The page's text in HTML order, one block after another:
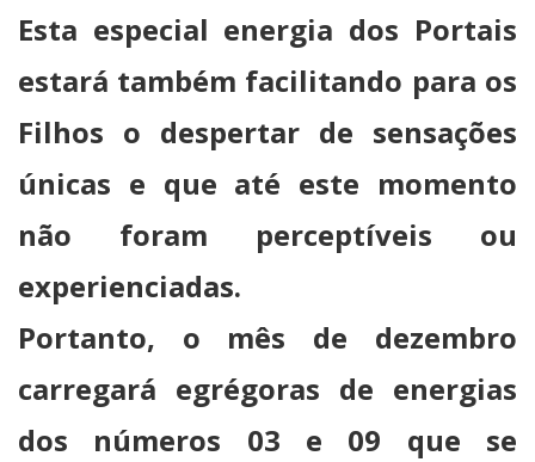
Esta especial energia dos Portais
estará também facilitando para os
Filhos o despertar de sensações
únicas e que até este momento
não foram perceptíveis ou
experienciadas.
Portanto, o mês de dezembro
carregará egrégoras de energias
dos números 03 e 09 que se